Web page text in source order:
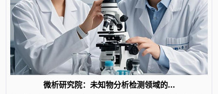
微析研究院：未知物分析检测领域的...